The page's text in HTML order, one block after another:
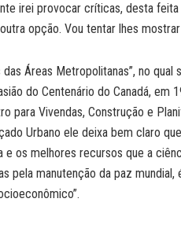
irei provocar críticas, desta
opção. Vou tentar lhes
das Áreas Metropolitanas”, no
do Centenário do Canadá,
para Vivendas, Construção e
Urbano ele deixa bem claro
e os melhores recursos que a
pela manutenção da paz